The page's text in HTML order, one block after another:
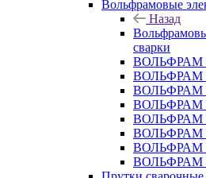
Вольфрамовые
Назад
сварки
ВОЛЬФРАМ
ВОЛЬФРАМ
ВОЛЬФРАМ
ВОЛЬФРАМ
ВОЛЬФРАМ
ВОЛЬФРАМ
ВОЛЬФРАМ
ВОЛЬФРАМ